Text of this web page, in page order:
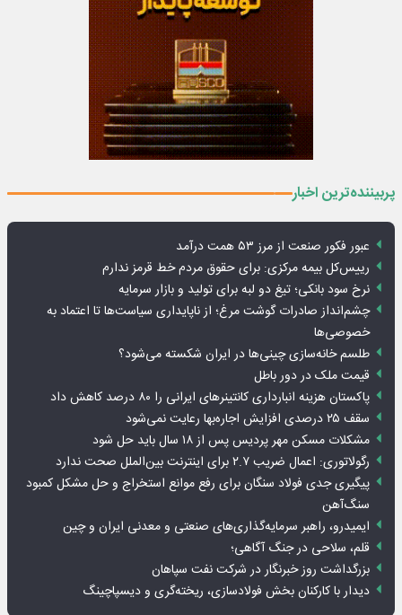
پربیننده‌ترین اخبار
عبور فکور صنعت از مرز ۵۳ همت درآمد
رییس‌کل بیمه مرکزی: برای حقوق مردم خط قرمز ندارم
نرخ سود بانکی؛ تیغ دو لبه برای تولید و بازار سرمایه
چشم‌انداز صادرات گوشت مرغ؛ از ناپایداری سیاست‌ها تا اعتماد به
خصوصی‌ها
طلسم خانه‌سازی چینی‌ها در ایران شکسته می‌شود؟
قیمت ملک در دور باطل
پاکستان هزینه انبارداری کانتینرهای ایرانی را ۸۰ درصد کاهش داد
سقف ۲۵ درصدی افزایش اجاره‌بها رعایت نمی‌شود
مشکلات مسکن مهر پردیس پس از ۱۸ سال باید حل شود
رگولاتوری: اعمال ضریب ۲.۷ برای اینترنت بین‌الملل صحت ندارد
پیگیری جدی فولاد سنگان برای رفع موانع استخراج و حل مشکل کمبود
سنگ‌آهن
ایمیدرو، راهبر سرمایه‌گذاری‌های صنعتی و معدنی ایران و چین
قلم، سلاحی در جنگ آگاهی؛
بزرگداشت روز خبرنگار در شرکت نفت سپاهان
دیدار با کارکنان بخش فولادسازی، ریخته‌گری و دیسپاچینگ